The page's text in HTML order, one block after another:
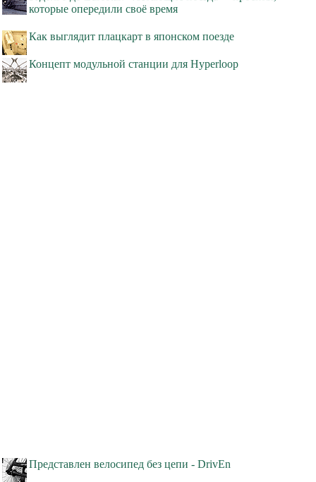
которые опередили своё время
Как выглядит плацкарт в японском поезде
Концепт модульной станции для Hyperloop
Представлен велосипед без цепи - DrivEn